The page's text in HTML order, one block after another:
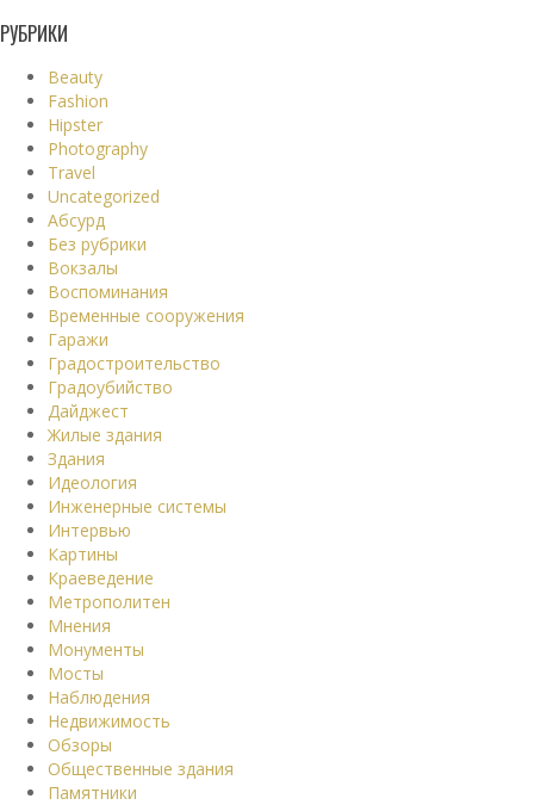
РУБРИКИ
Beauty
Fashion
Hipster
Photography
Travel
Uncategorized
Абсурд
Без рубрики
Вокзалы
Воспоминания
Временные сооружения
Гаражи
Градостроительство
Градоубийство
Дайджест
Жилые здания
Здания
Идеология
Инженерные системы
Интервью
Картины
Краеведение
Метрополитен
Мнения
Монументы
Мосты
Наблюдения
Недвижимость
Обзоры
Общественные здания
Памятники